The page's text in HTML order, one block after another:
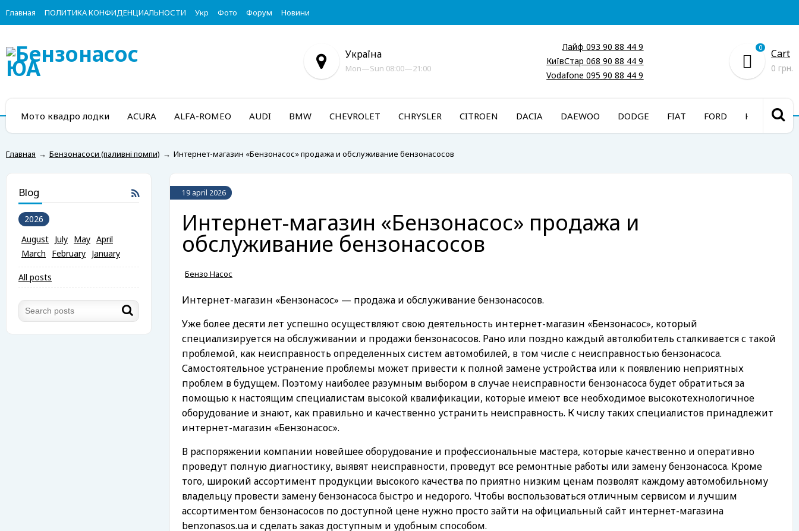
Главная ПОЛИТИКА КОНФИДЕНЦИАЛЬНОСТИ Укр Фото Форум Новини
Україна
Mon—Sun 08:00—21:00
Лайф 093 90 88 44 9
КиївСтар 068 90 88 44 9
Vodafone 095 90 88 44 9
0 Cart
0 грн.
Мото квадро лодки ACURA ALFA-ROMEO AUDI BMW CHEVROLET CHRYSLER CITROEN DACIA DAEWOO DODGE FIAT FORD HONDA
Главная → Бензонасоси (паливні помпи) → Интернет-магазин «Бензонасос» продажа и обслуживание бензонасосов
Blog
2026
August July May April
March
February January
All posts
19 april 2026
Интернет-магазин «Бензонасос» продажа и
обслуживание бензонасосов
Бензо Насос
Интернет-магазин «Бензонасос» — продажа и обслуживание бензонасосов.
Уже более десяти лет успешно осуществляют свою деятельность интернет-магазин «Бензонасос», который
специализируется на обслуживании и продажи бензонасосов. Рано или поздно каждый автолюбитель сталкивается с такой
проблемой, как неисправность определенных систем автомобилей, в том числе с неисправностью бензонасоса.
Самостоятельное устранение проблемы может привести к полной замене устройства или к появлению неприятных
проблем в будущем. Поэтому наиболее разумным выбором в случае неисправности бензонасоса будет обратиться за
помощью к настоящим специалистам высокой квалификации, которые имеют все необходимое высокотехнологичное
оборудование и знают, как правильно и качественно устранить неисправность. К числу таких специалистов принадлежит
интернет-магазин «Бензонасос».
В распоряжении компании новейшее оборудование и профессиональные мастера, которые качественно и оперативно
проведут полную диагностику, выявят неисправности, проведут все ремонтные работы или замену бензонасоса. Кроме
того, широкий ассортимент продукции высокого качества по приятно низким ценам позволят каждому автомобильному
владельцу провести замену бензонасоса быстро и недорого. Чтобы воспользоваться отличным сервисом и лучшим
ассортиментом бензонасосов по доступной цене нужно просто зайти на официальный сайт интернет-магазина
benzonasos.ua и сделать заказ доступным и удобным способом.